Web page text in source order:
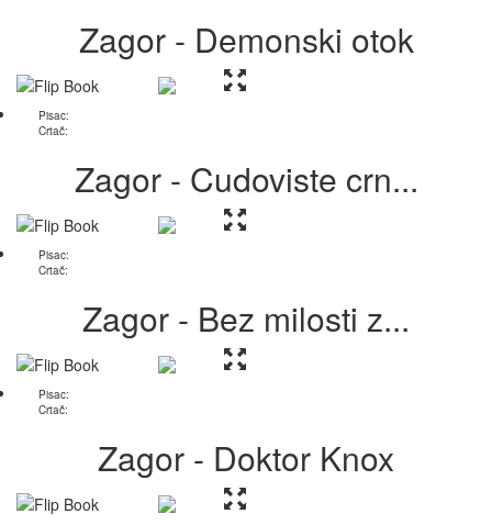
Zagor - Demonski otok
Pisac:
Crtač:
Zagor - Cudoviste crn...
Pisac:
Crtač:
Zagor - Bez milosti z...
Pisac:
Crtač:
Zagor - Doktor Knox